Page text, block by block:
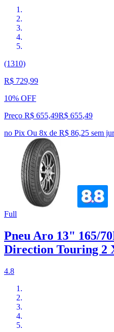
(1310)
R$ 729,99
10% OFF
Preço R$ 655,49R$ 655,49
no Pix Ou 8x de R$ 86,25 sem
Full
Pneu Aro 13" 165/
Direction Touring 2
4.8